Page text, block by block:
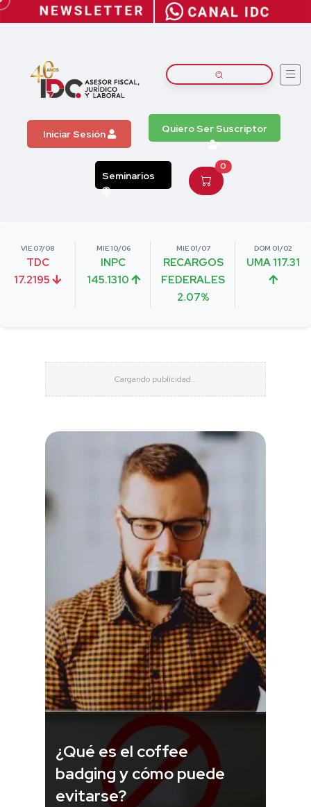
Iniciar Sesión Quiero Ser Suscriptor
Seminarios
0
VIE 07/08
TDC
17.2195
MIE 10/06
INPC
145.1310
MIE 01/07
RECARGOS
FEDERALES
2.07%
DOM 01/02
UMA 117.31
¿Qué es el coffee
badging y cómo puede
evitarse?